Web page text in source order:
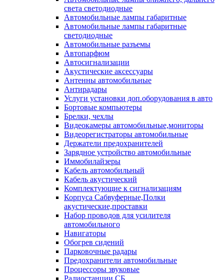
света светодиодные
Автомобильные лампы габаритные
Автомобильные лампы габаритные
светодиодные
Автомобильные разъемы
Автопарфюм
Автосигнализации
Акустические аксессуары
Антенны автомобильные
Антирадары
Услуги установки доп.оборудования в авто
Бортовые компьютеры
Брелки, чехлы
Видеокамеры автомобильные,мониторы
Видеорегистраторы автомобильные
Держатели предохранителей
Зарядное устройство автомобильные
Иммобилайзеры
Кабель автомобильный
Кабель акустический
Комплектующие к сигнализациям
Корпуса Сабвуферные,Полки
акустические,проставки
Набор проводов для усилителя
автомобильного
Навигаторы
Обогрев сидений
Парковочные радары
Предохранители автомобильные
Процессоры звуковые
Радиостанции СБ